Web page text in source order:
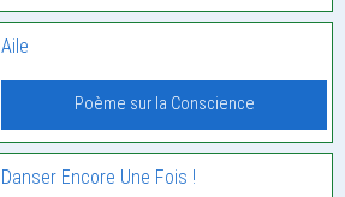
Aile
Poème sur la Conscience
Danser Encore Une Fois !